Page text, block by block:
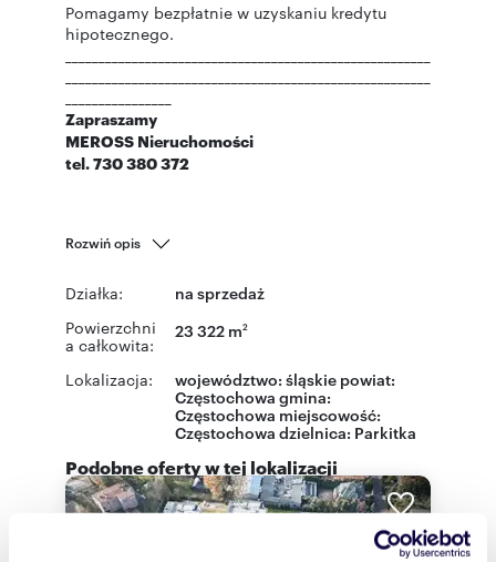
Pomagamy bezpłatnie w uzyskaniu kredytu
hipotecznego.
Zapraszamy
MEROSS Nieruchomości
tel. 730 380 372
Rozwiń opis
Działka: na sprzedaż
Powierzchni
a całkowita:
23 322 m2
Lokalizacja: województwo: śląskie powiat:
Częstochowa gmina:
Częstochowa miejscowość:
Częstochowa dzielnica: Parkitka
Podobne oferty w tej lokalizacji